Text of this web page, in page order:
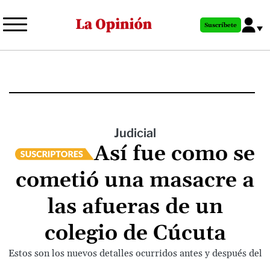
al
principal
Suscríbete
Judicial
Así fue como se
cometió una masacre a
las afueras de un
colegio de Cúcuta
Estos son los nuevos detalles ocurridos antes y después del